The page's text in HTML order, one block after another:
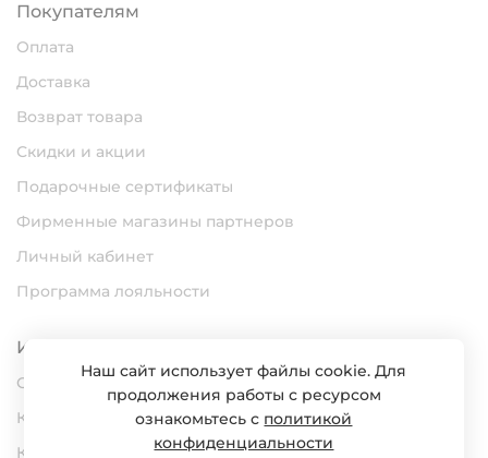
Покупателям
Оплата
Доставка
Возврат товара
Скидки и акции
Подарочные сертификаты
Фирменные магазины партнеров
Личный кабинет
Программа лояльности
Информация
О нас
Карьера
Контакты
Наш сайт использует файлы cookie. Для
продолжения работы с ресурсом
ознакомьтесь с политикой
конфиденциальности